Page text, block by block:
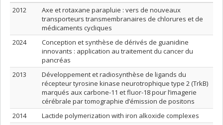
2012
Axe et rotaxane parapluie : vers de nouveaux
transporteurs transmembranaires de chlorures et de
médicaments cycliques
2024
Conception et synthèse de dérivés de guanidine
innovants : application au traitement du cancer du
pancréas
2013
Développement et radiosynthèse de ligands du
récepteur tyrosine kinase neurotrophique type 2 (TrkB)
marqués aux carbone-11 et fluor-18 pour l’imagerie
cérébrale par tomographie d’émission de positons
2014
Lactide polymerization with iron alkoxide complexes